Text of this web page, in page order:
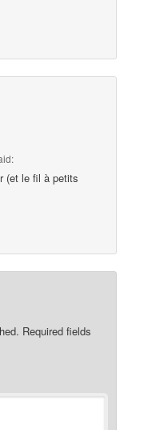
(et le fil à petits
Required fields